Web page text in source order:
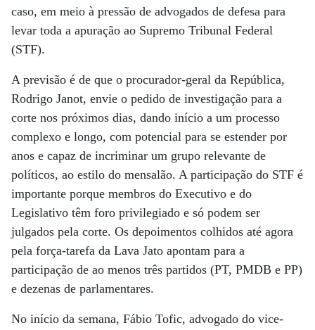
caso, em meio à pressão de advogados de defesa para
levar toda a apuração ao Supremo Tribunal Federal
(STF).
A previsão é de que o procurador-geral da República,
Rodrigo Janot, envie o pedido de investigação para a
corte nos próximos dias, dando início a um processo
complexo e longo, com potencial para se estender por
anos e capaz de incriminar um grupo relevante de
políticos, ao estilo do mensalão. A participação do STF é
importante porque membros do Executivo e do
Legislativo têm foro privilegiado e só podem ser
julgados pela corte. Os depoimentos colhidos até agora
pela força-tarefa da Lava Jato apontam para a
participação de ao menos três partidos (PT, PMDB e PP)
e dezenas de parlamentares.
No início da semana, Fábio Tofic, advogado do vice-